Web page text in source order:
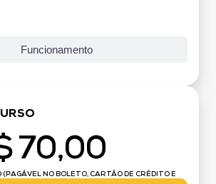
Funcionamento
70,00
NO BOLETO, CARTÃO DE CRÉDITO E